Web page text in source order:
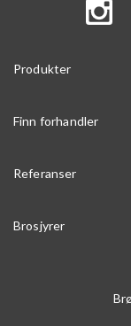
Produkter
Finn forhandler
Referanser
Brosjyrer